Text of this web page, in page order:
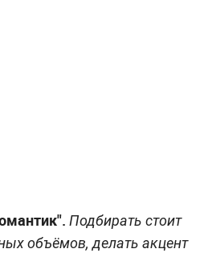
Подбирать стоит
объёмов, делать акцент